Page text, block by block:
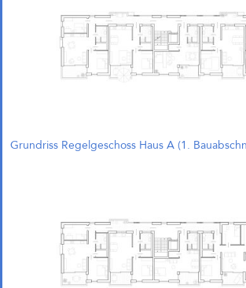
Grundriss Regelgeschoss Haus A (1.